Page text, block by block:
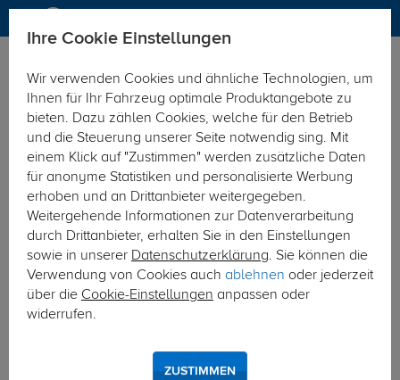
vorheriger Artikel nächster Artikel
Ihre Cookie Einstellungen
Wir verwenden Cookies und ähnliche Technologien, um
Ihnen für Ihr Fahrzeug optimale Produktangebote zu
bieten. Dazu zählen Cookies, welche für den Betrieb
und die Steuerung unserer Seite notwendig sing. Mit
einem Klick auf "Zustimmen" werden zusätzliche Daten
für anonyme Statistiken und personalisierte Werbung
erhoben und an Drittanbieter weitergegeben.
Weitergehende Informationen zur Datenverarbeitung
durch Drittanbieter, erhalten Sie in den Einstellungen
sowie in unserer Datenschutzerklärung. Sie können die
Verwendung von Cookies auch ablehnen oder jederzeit
über die Cookie-Einstellungen anpassen oder
widerrufen.
ZUSTIMMEN